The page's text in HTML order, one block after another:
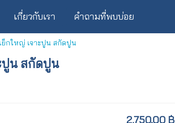
เกี่ยวกับเรา คำถามที่พบบ่อย
ย็กใหญ่ เจาะปูน สกัดปูน
ปูน สกัดปูน
2,750.00 ฿